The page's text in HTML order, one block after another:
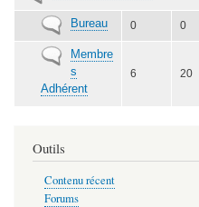
nouveau
message
Aucun
nouveau
message
Bureau 0 0
Aucun
nouveau
message
Membre
s
Adhérent
6 20
Outils
Contenu récent
Forums